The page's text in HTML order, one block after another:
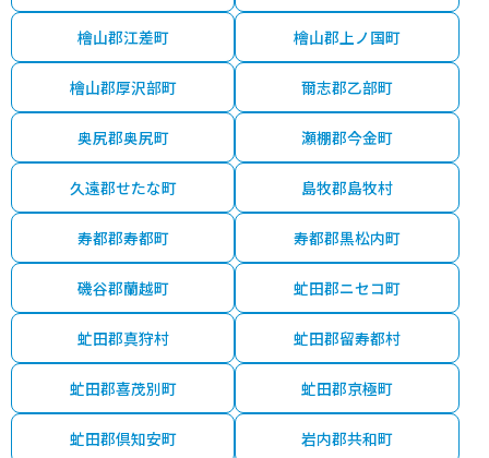
檜山郡江差町 檜山郡上ノ国町
檜山郡厚沢部町 爾志郡乙部町
奥尻郡奥尻町 瀬棚郡今金町
久遠郡せたな町 島牧郡島牧村
寿都郡寿都町 寿都郡黒松内町
磯谷郡蘭越町 虻田郡ニセコ町
虻田郡真狩村 虻田郡留寿都村
虻田郡喜茂別町 虻田郡京極町
虻田郡倶知安町 岩内郡共和町